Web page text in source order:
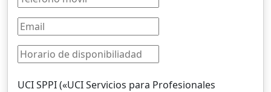
UCI SPPI («UCI Servicios para Profesionales